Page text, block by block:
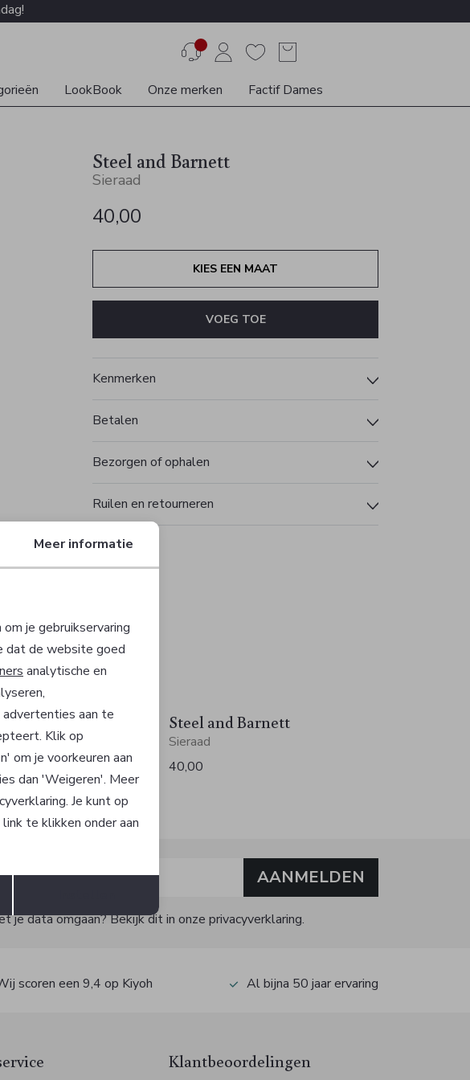
LookBook Onze merken Factif Dames
Steel and Barnett
Sieraad
40,00
KIES EEN MAAT
VOEG TOE
Kenmerken
Betalen
Bezorgen of ophalen
Ruilen en retourneren
Barnett Steel and Barnett
Sieraad
40,00
AANMELDEN
je data omgaan? Bekijk dit in onze privacyverklaring.
scoren een 9,4 op Kiyoh Al bijna 50 jaar ervaring
Klantbeoordelingen
cookies
Opslaan
Meer informatie
je gebruikservaring
dat de website goed
analytische en
aan te
Klik op
om je voorkeuren aan
dan 'Weigeren'. Meer
Je kunt op
te klikken onder aan